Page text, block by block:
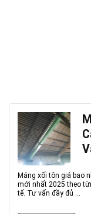
Máng xối tôn giá bao
mới nhất 2025 theo
tế. Tư vấn đầy đủ ...